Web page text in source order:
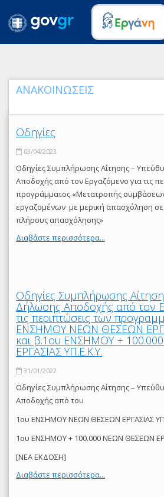
ΑΝΑΚΟΙΝΩΣΕΙΣ
Οδηγίες
03/04/2023
Οδηγίες Συμπλήρωσης Αίτησης –
Αποδοχής από τον Εργαζόμενο για τις
προγράμματος «Μετατροπής
εργαζομένων με μερική απασχόληση σε
πλήρους απασχόλησης»
Διαβάστε περισσότερα...
Οδηγίες Συμπλήρωσης
Δήλωσης Αποδοχής από τον
τις περιπτώσεις των
ΕΝΣΗΜΟΥ ΝΕΩΝ ΘΕΣΕΩΝ
και β.1ου ΕΝΣΗΜΟΥ +
ΕΡΓΑΣΙΑΣ ΥΠ.Ε.Κ.Υ.
31/01/2022
Οδηγίες Συμπλήρωσης Αίτησης –
Αποδοχής από του
1ου ΕΝΣΗΜΟΥ ΝΕΩΝ ΘΕΣΕΩΝ ΕΡΓΑΣΙΑΣ
1ου ΕΝΣΗΜΟΥ + 100.000 ΝΕΩΝ ΘΕΣΕΩΝ
[ΝΕΑ ΕΚΔΟΣΗ]
Διαβάστε περισσότερα...